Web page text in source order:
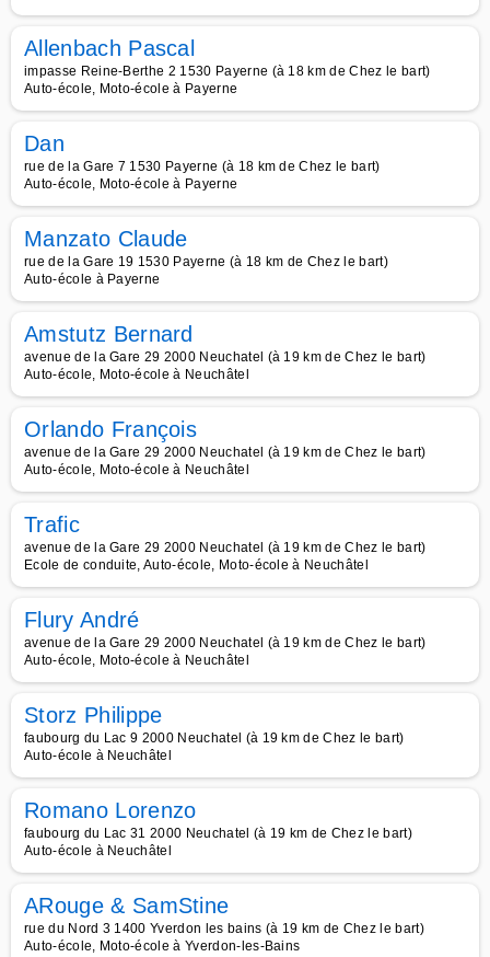
Allenbach Pascal
impasse Reine-Berthe 2 1530 Payerne (à 18 km de Chez le bart)
Auto-école, Moto-école à Payerne
Dan
rue de la Gare 7 1530 Payerne (à 18 km de Chez le bart)
Auto-école, Moto-école à Payerne
Manzato Claude
rue de la Gare 19 1530 Payerne (à 18 km de Chez le bart)
Auto-école à Payerne
Amstutz Bernard
avenue de la Gare 29 2000 Neuchatel (à 19 km de Chez le bart)
Auto-école, Moto-école à Neuchâtel
Orlando François
avenue de la Gare 29 2000 Neuchatel (à 19 km de Chez le bart)
Auto-école, Moto-école à Neuchâtel
Trafic
avenue de la Gare 29 2000 Neuchatel (à 19 km de Chez le bart)
Ecole de conduite, Auto-école, Moto-école à Neuchâtel
Flury André
avenue de la Gare 29 2000 Neuchatel (à 19 km de Chez le bart)
Auto-école, Moto-école à Neuchâtel
Storz Philippe
faubourg du Lac 9 2000 Neuchatel (à 19 km de Chez le bart)
Auto-école à Neuchâtel
Romano Lorenzo
faubourg du Lac 31 2000 Neuchatel (à 19 km de Chez le bart)
Auto-école à Neuchâtel
ARouge & SamStine
rue du Nord 3 1400 Yverdon les bains (à 19 km de Chez le bart)
Auto-école, Moto-école à Yverdon-les-Bains